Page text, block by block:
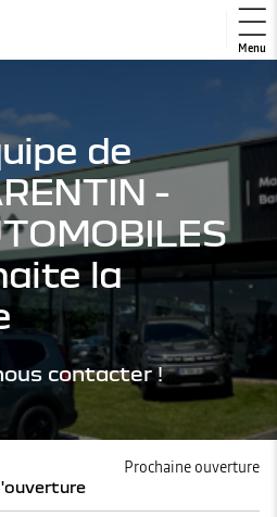
Menu
de
-
la
contacter !
Prochaine ouverture
08:30 - 12:0013:30 - 18:30